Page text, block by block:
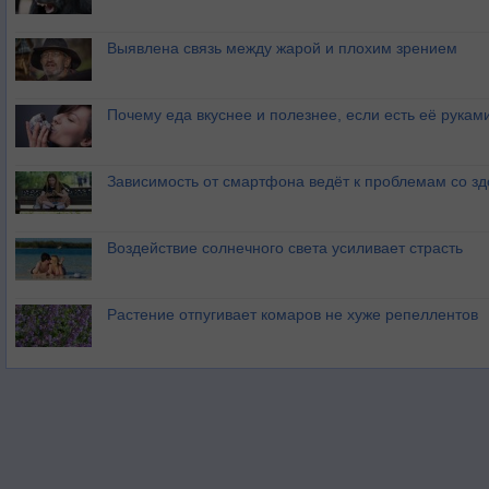
Выявлена связь между жарой и плохим зрением
Почему еда вкуснее и полезнее, если есть её
Зависимость от смартфона ведёт к проблемам со
Воздействие солнечного света усиливает страсть
Растение отпугивает комаров не хуже репеллентов